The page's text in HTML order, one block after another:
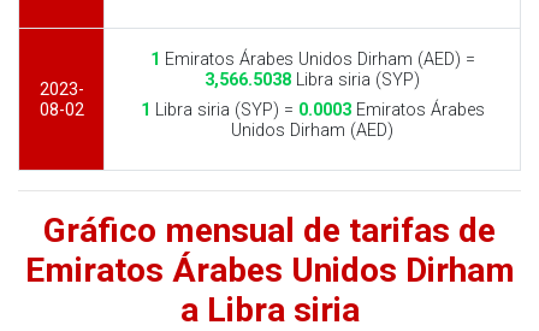
2023-
08-02
1 Emiratos Árabes Unidos Dirham (AED) =
3,566.5038 Libra siria (SYP)
1 Libra siria (SYP) = 0.0003Emiratos Árabes
Unidos Dirham (AED)
Gráfico mensual de tarifas de
Emiratos Árabes Unidos Dirham
a Libra siria